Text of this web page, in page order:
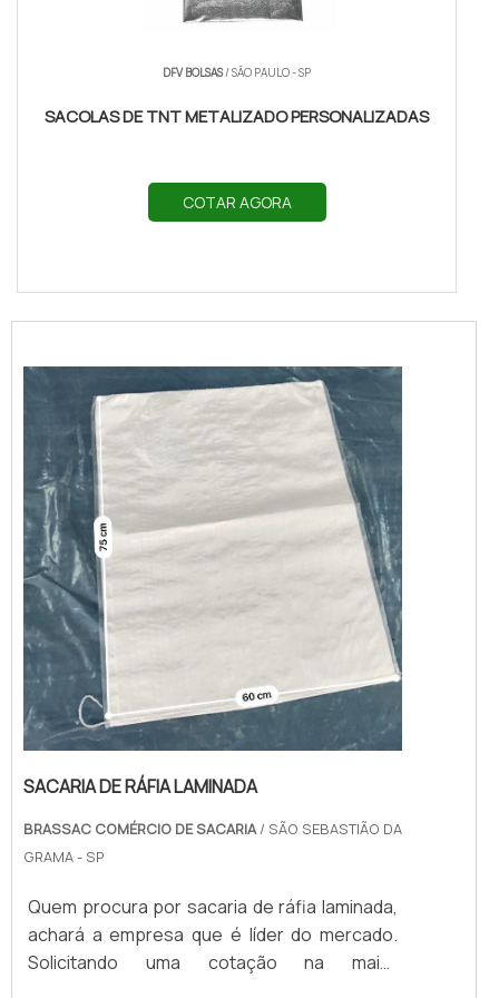
DFV BOLSAS/ SÃO PAULO - SP
SACOLAS DE TNT METALIZADO PERSONALIZADAS
COTAR AGORA
SACARIA DE RÁFIA LAMINADA
BRASSAC COMÉRCIO DE SACARIA/ SÃO SEBASTIÃO DA
GRAMA - SP
Quem procura por sacaria de ráfia laminada,
achará a empresa que é líder do mercado.
Solicitando uma cotação na maior